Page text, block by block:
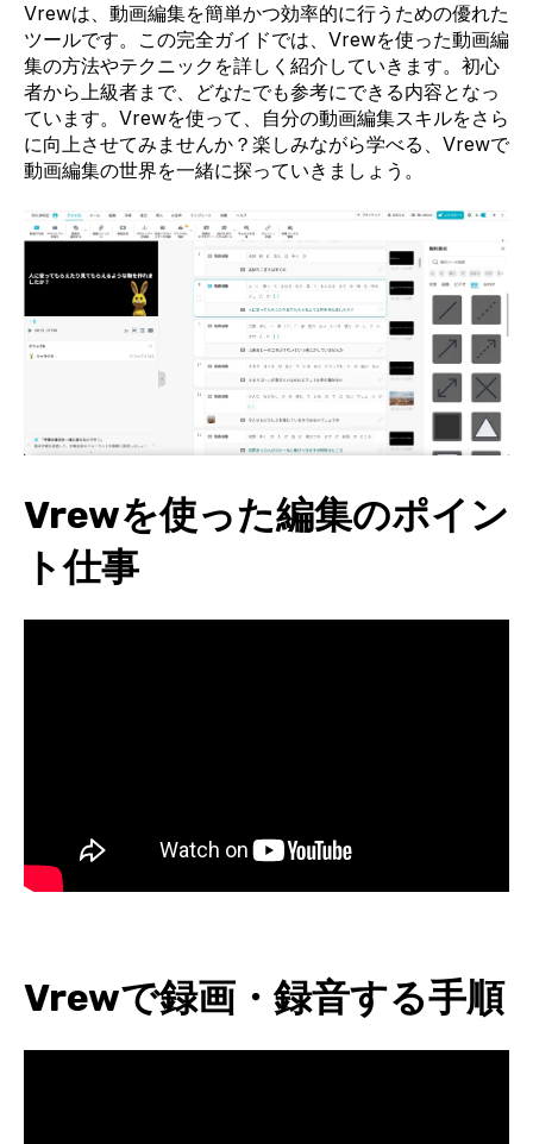
Vrewは、動画編集を簡単かつ効率的に行うための優れた
ツールです。この完全ガイドでは、Vrewを使った動画編
集の方法やテクニックを詳しく紹介していきます。初心
者から上級者まで、どなたでも参考にできる内容となっ
ています。Vrewを使って、自分の動画編集スキルをさら
に向上させてみませんか？楽しみながら学べる、Vrewで
動画編集の世界を一緒に探っていきましょう。
Vrewを使った編集のポイン
ト仕事
Vrewで録画・録音する手順